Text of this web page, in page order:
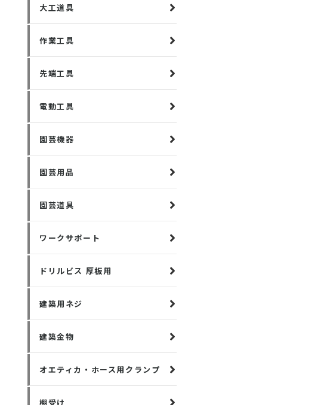
大工道具
作業工具
先端工具
電動工具
園芸機器
園芸用品
園芸道具
ワークサポート
ドリルビス 厚板用
建築用ネジ
建築金物
オエティカ・ホース用クランプ
棚受け